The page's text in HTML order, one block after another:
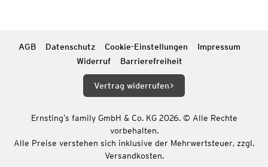
AGB Datenschutz Cookie-Einstellungen
Impressum
Widerruf
Barrierefreiheit
Vertrag widerrufen
Ernsting’s family GmbH & Co. KG 2026. © Alle Rechte
vorbehalten.
Alle Preise verstehen sich inklusive der Mehrwertsteuer, zzgl.
Versandkosten.